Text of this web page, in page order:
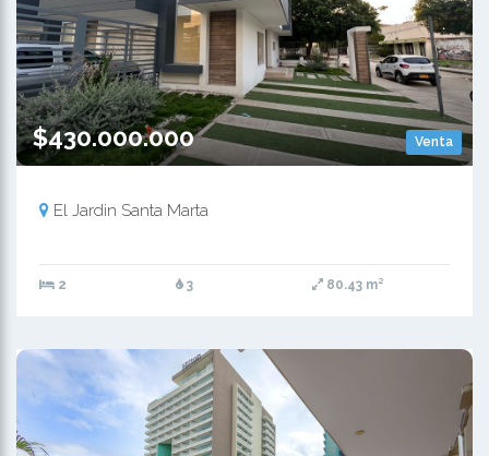
Venta
$430.000.000
El Jardin Santa Marta
2 3 80.43 m²